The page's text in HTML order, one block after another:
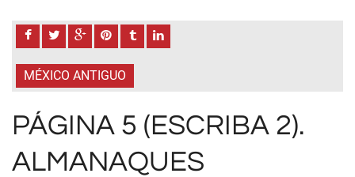
MÉXICO ANTIGUO
PÁGINA 5 (ESCRIBA 2).
ALMANAQUES